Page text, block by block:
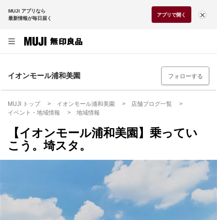
MUJI アプリなら
最新情報が毎日届く
アプリで開く
イオンモール浦和美園 フォローする
MUJI トップ イオンモール浦和美園
店舗ブログ一覧
イベント・地域情報
地域情報
【イオンモール浦和美園】乗ってい
こう。埼スタ。